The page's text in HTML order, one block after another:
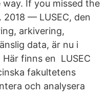
If you missed the
— LUSEC, den
arkivering,
data, är nu i
finns en LUSEC
fakultetens
och analysera